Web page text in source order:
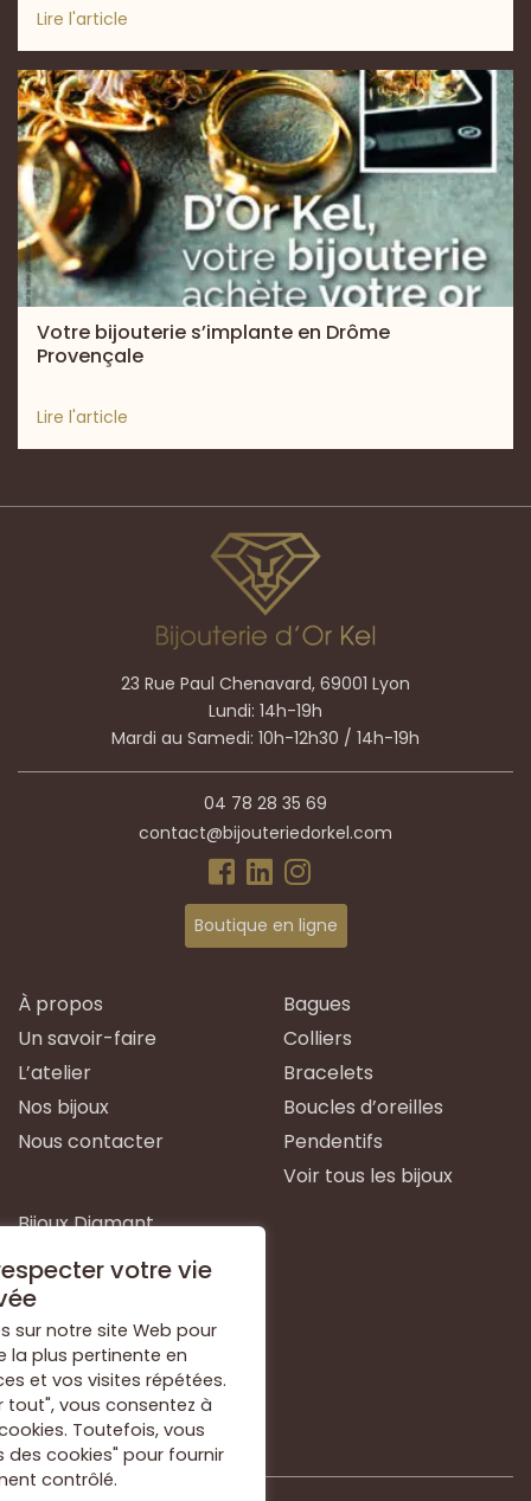
Lire l'article
Votre bijouterie s’implante en Drôme
Provençale
Lire l'article
23 Rue Paul Chenavard, 69001 Lyon
Lundi: 14h-19h
Mardi au Samedi: 10h-12h30 / 14h-19h
04 78 28 35 69
contact@bijouteriedorkel.com
Boutique en ligne
À propos
Un savoir-faire
L’atelier
Nos bijoux
Nous contacter
Bagues
Colliers
Bracelets
Boucles d’oreilles
Pendentifs
Voir tous les bijoux
Bijoux Diamant
Bijoux Emeraude
Bijoux Or Blanc
Bijoux Or Jaune
Bijoux Argent
Voir tous les types de
bijoux
votre vie
sur notre site Web pour
la plus pertinente en
et vos visites répétées.
tout", vous consentez à
Toutefois, vous
des cookies" pour fournir
contrôlé.